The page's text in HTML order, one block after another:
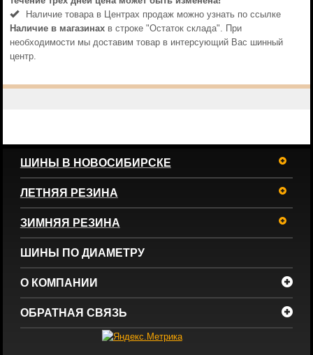
Наличие товара в Центрах продаж можно узнать по ссылке
Наличие в магазинахв строке "Остаток склада". При
необходимости мы доставим товар в интерсующий Вас шинный
центр.
ШИНЫ В НОВОСИБИРСКЕ
ЛЕТНЯЯ РЕЗИНА
ЗИМНЯЯ РЕЗИНА
ШИНЫ ПО ДИАМЕТРУ
О КОМПАНИИ
ОБРАТНАЯ СВЯЗЬ